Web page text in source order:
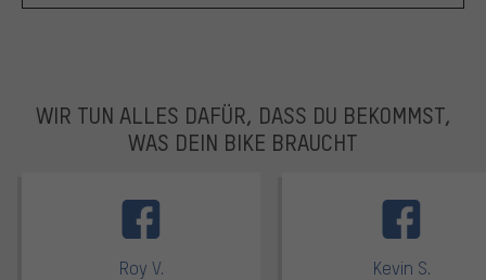
WIR TUN ALLES DAFÜR, DASS DU BEKOMMST,
WAS DEIN BIKE BRAUCHT
Roy V. Kevin S.